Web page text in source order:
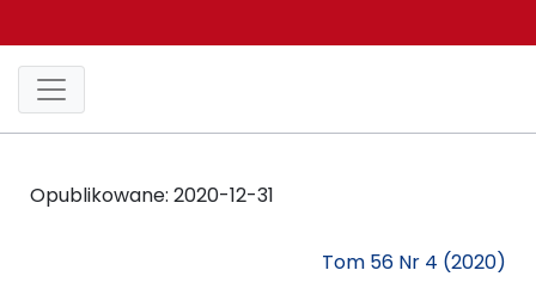
Opublikowane: 2020-12-31
Tom 56 Nr 4 (2020)